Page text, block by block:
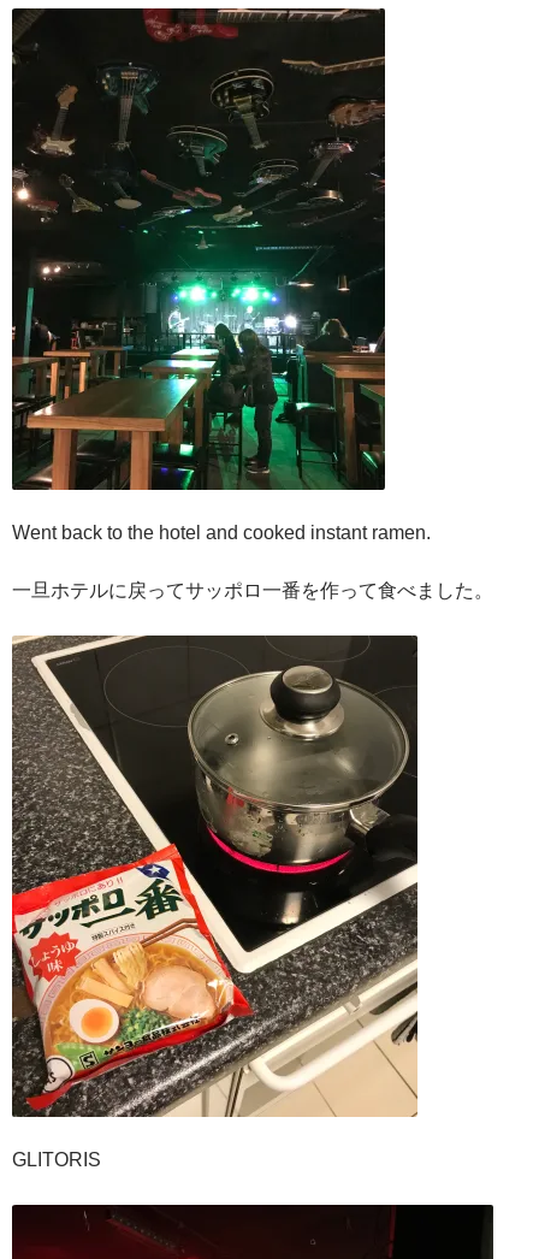
Went back to the hotel and cooked instant ramen.
一旦ホテルに戻ってサッポロ一番を作って食べました。
GLITORIS